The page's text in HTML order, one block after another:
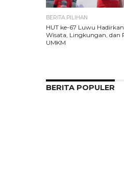
BERITA PILIHAN
HUT ke-67 Luwu
Wisata, Lingkungan, dan
UMKM
BERITA POPULER